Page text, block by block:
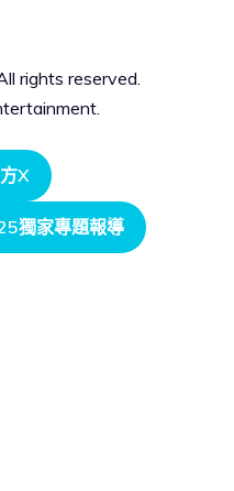
rights reserved.
X
獨家專題報導